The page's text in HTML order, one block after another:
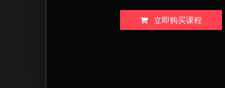
立即购买课程